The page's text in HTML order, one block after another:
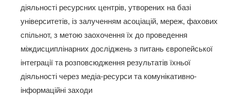
діяльності ресурсних центрів, утворених на базі
університетів, із залученням асоціацій, мереж, фахових
спільнот, з метою заохочення їх до проведення
міждисциплінарних досліджень з питань європейської
інтеграції та розповсюдження результатів їхньої
діяльності через медіа-ресурси та комунікативно-
інформаційні заходи